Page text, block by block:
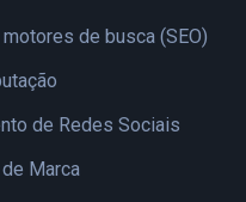
de busca (SEO)
de Redes Sociais
Marca